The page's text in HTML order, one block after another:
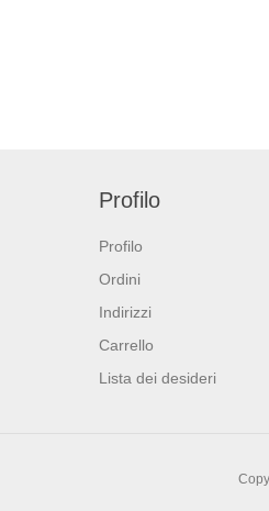
Profilo
Profilo
Ordini
Indirizzi
Carrello
Lista dei desideri